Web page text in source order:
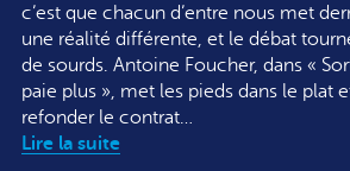
c’est que chacun d’entre nous met
une réalité différente, et le débat
de sourds. Antoine Foucher, dans «
paie plus », met les pieds dans le plat
refonder le contrat…
Lire la suite